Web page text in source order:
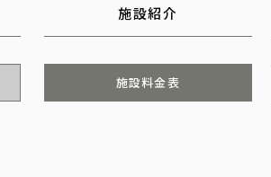
施設紹介
施設料金表